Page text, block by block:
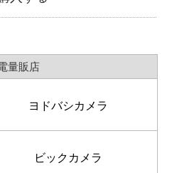
量販店
ヨドバシカメラ
ビックカメラ